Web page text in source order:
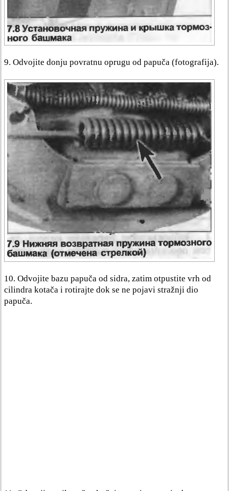
9. Odvojite donju povratnu oprugu od papuča (fotografija).
10. Odvojite bazu papuča od sidra, zatim otpustite vrh od
cilindra kotača i rotirajte dok se ne pojavi stražnji dio
papuča.